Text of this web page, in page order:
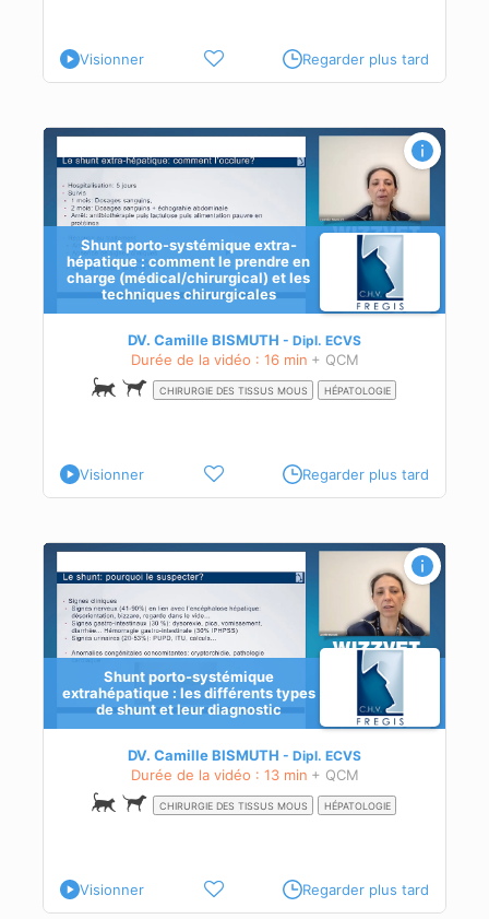
Visionner Regarder plus tard
Shunt porto-systémique extra-
hépatique : comment le prendre en
charge (médical/chirurgical) et les
techniques chirurgicales
DV. Camille BISMUTH Dipl. ECVS
Durée de la vidéo : 16 min + QCM
CHIRURGIE DES TISSUS MOUS HÉPATOLOGIE
Visionner Regarder plus tard
Shunt porto-systémique
extrahépatique : les différents types
de shunt et leur diagnostic
DV. Camille BISMUTH Dipl. ECVS
Durée de la vidéo : 13 min + QCM
CHIRURGIE DES TISSUS MOUS HÉPATOLOGIE
Visionner Regarder plus tard